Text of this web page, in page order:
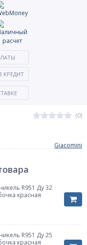
(0)
Giacomini
R951 Ду 32
красная
R951 Ду 25
красная